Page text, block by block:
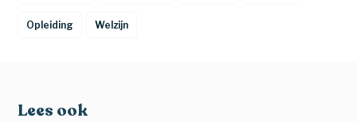
Opleiding Welzijn
Lees ook